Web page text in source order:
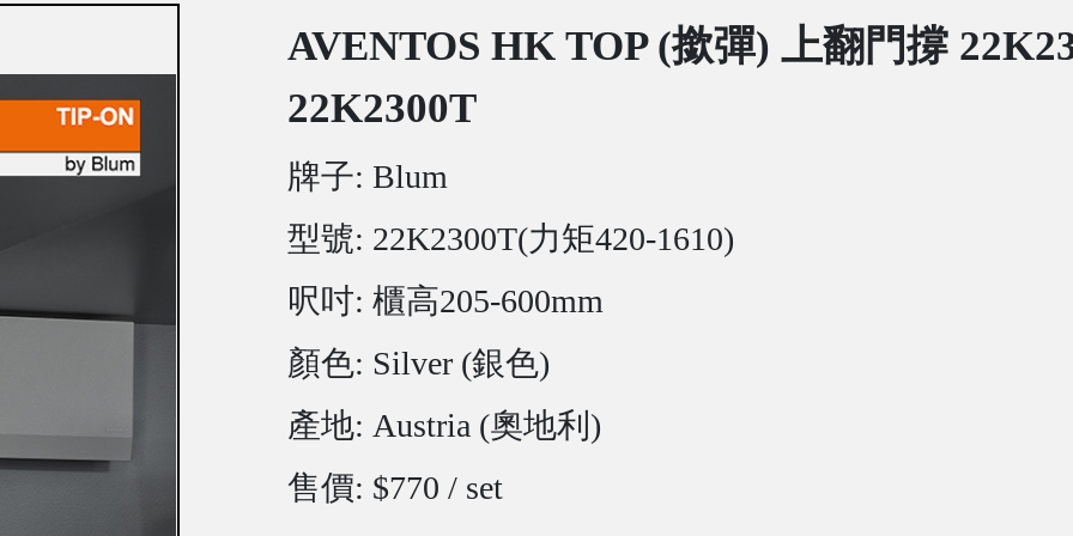
AVENTOS HK TOP (撳彈) 上翻門撐
22K2300T
牌子: Blum
型號: 22K2300T(力矩420-1610)
呎吋: 櫃高205-600mm
顏色: Silver (銀色)
產地: Austria (奧地利)
售價: $770 / set